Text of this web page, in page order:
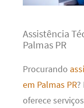
Assistência
Palmas PR
Procurando
em Palmas PR?
oferece